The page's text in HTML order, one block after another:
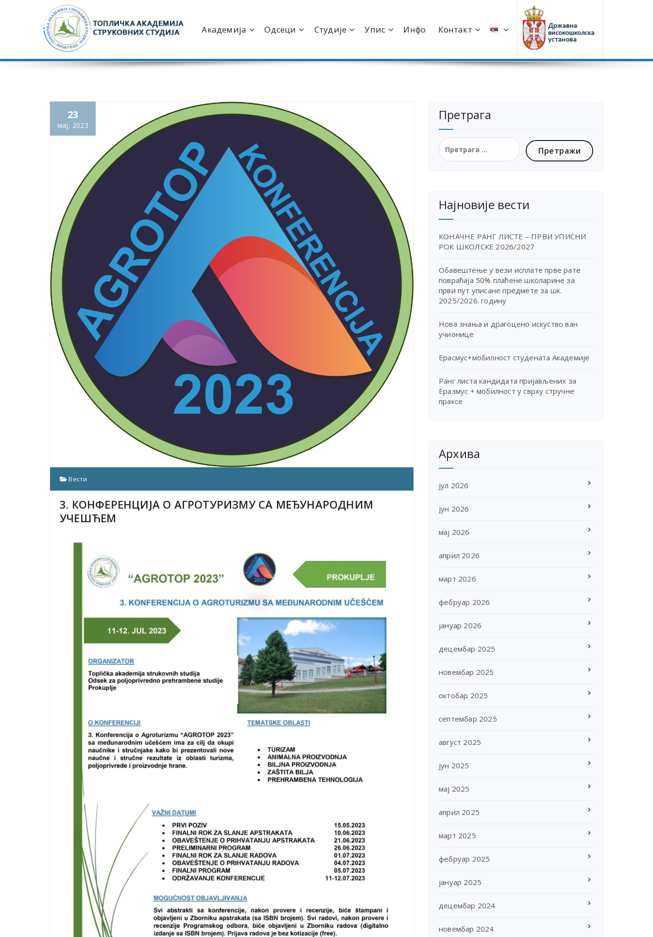
Академија Одсеци Студије Упис Инфо Контакт
23
мај, 2023
Вести
3. КОНФЕРЕНЦИЈА О АГРОТУРИЗМУ СА МЕЂУНАРОДНИМ
УЧЕШЋЕМ
Претрага
Најновије вести
КОНАЧНЕ РАНГ ЛИСТЕ – ПРВИ УПИСНИ
РОК ШКОЛСКЕ 2026/2027
Обавештење у вези исплате прве рате
повраћаја 50% плаћене школарине за
први пут уписане предмете за шк.
2025/2026. годину
Нова знања и драгоцено искуство ван
учионице
Ерасмус+мобилност студената Академије
Ранг листа кандидата пријављених за
Еразмус + мобилност у сврху стручне
праксе
Архива
јул 2026
јун 2026
мај 2026
април 2026
март 2026
фебруар 2026
јануар 2026
децембар 2025
новембар 2025
октобар 2025
септембар 2025
август 2025
јун 2025
мај 2025
април 2025
март 2025
фебруар 2025
јануар 2025
децембар 2024
новембар 2024